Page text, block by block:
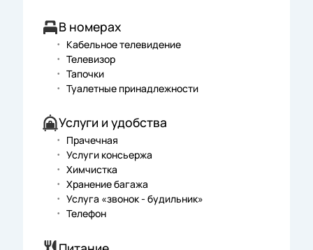
В номерах
Кабельное телевидение
Телевизор
Тапочки
Туалетные принадлежности
Услуги и удобства
Прачечная
Услуги консьержа
Химчистка
Хранение багажа
Услуга «звонок - будильник»
Телефон